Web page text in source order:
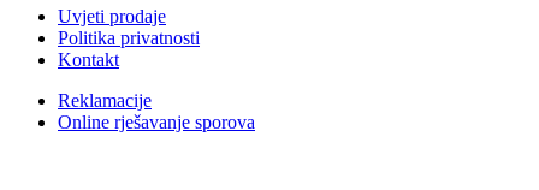
Uvjeti prodaje
Politika privatnosti
Kontakt
Reklamacije
Online rješavanje sporova